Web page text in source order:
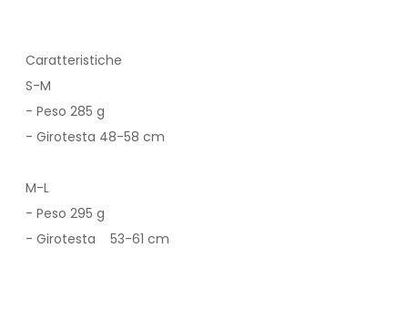
Caratteristiche
S-M
- Peso 285 g
- Girotesta 48-58 cm
M-L
- Peso 295 g
- Girotesta 53-61 cm